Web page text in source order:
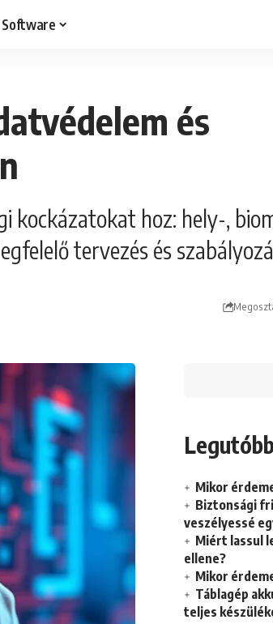
Software
és
kockázatokat hoz: hely-,
tervezés és
Mikor
Biztonsági
veszélyessé
Miért lassul
ellene?
Mikor
Táblagép
teljes